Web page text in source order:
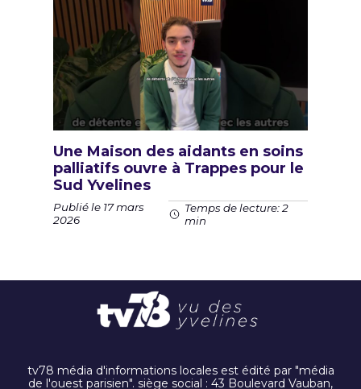
Une Maison des aidants en soins
palliatifs ouvre à Trappes pour le
Sud Yvelines
Publié le 17 mars
2026
Temps de lecture: 2
min
tv78 média d'informations locales est édité par "média
de l'ouest parisien". siège social : 43 Boulevard Vauban,